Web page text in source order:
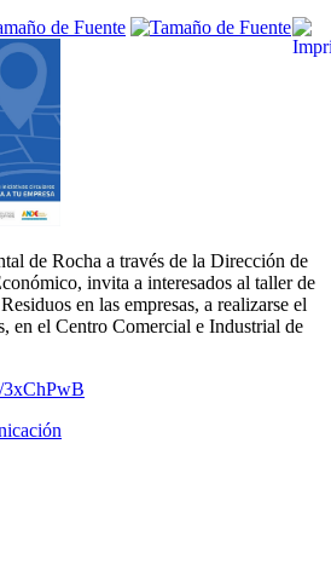
de Rocha a través de la Dirección de
invita a interesados al taller de
en las empresas, a realizarse el
en el Centro Comercial e Industrial de